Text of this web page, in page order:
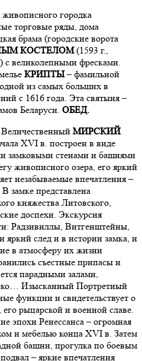
городка
торговые ряды, дома
брама (городские ворота
КОСТЕЛОМ(1593 г.,
с великолепными фресками.
КРИПТЫ– фамильной
из самых больших в
с 1616 года. Эта святыня –
Беларуси. ОБЕД.
МИРСКИЙ
XVI в. построен в виде
замковыми стенами и башнями
живописного озера, его яркий
незабываемые впечатления –
замке представлена
княжества Литовского,
доспехи. Экскурсия
Радзивиллы, Витгенштейны,
яркий след и в истории замка, и
в атмосферу их жизни
съестные припасы и
парадными залами,
Изысканный Портретный
функции и свидетельствует о
рыцарской и военной славе.
эпохи Ренессанса – огромная
и мебелью конца XVI в. Затем
башни, прогулка по боевым
– яркие впечатления